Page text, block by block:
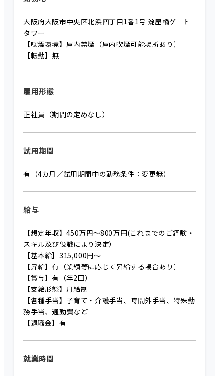
大阪府大阪市中央区北浜四丁目1番1号 淀屋橋ゲート
タワー
【喫煙環境】屋内禁煙（屋内喫煙可能場所あり）
【転勤】無
雇用形態
正社員（期間の定めなし）
試用期間
有（4カ月／試用期間中の勤務条件：変更無）
給与
【想定年収】450万円～800万円(これまでのご経験・
スキル及び役職により決定）
【基本給】315,000円～
【昇給】有（業績等に応じて昇給する場合あり）
【賞与】有（年2回）
【支給形態】月給制
【各種手当】子育て・介護手当、時間外手当、特殊勤
務手当、通勤費など
【退職金】有
就業時間